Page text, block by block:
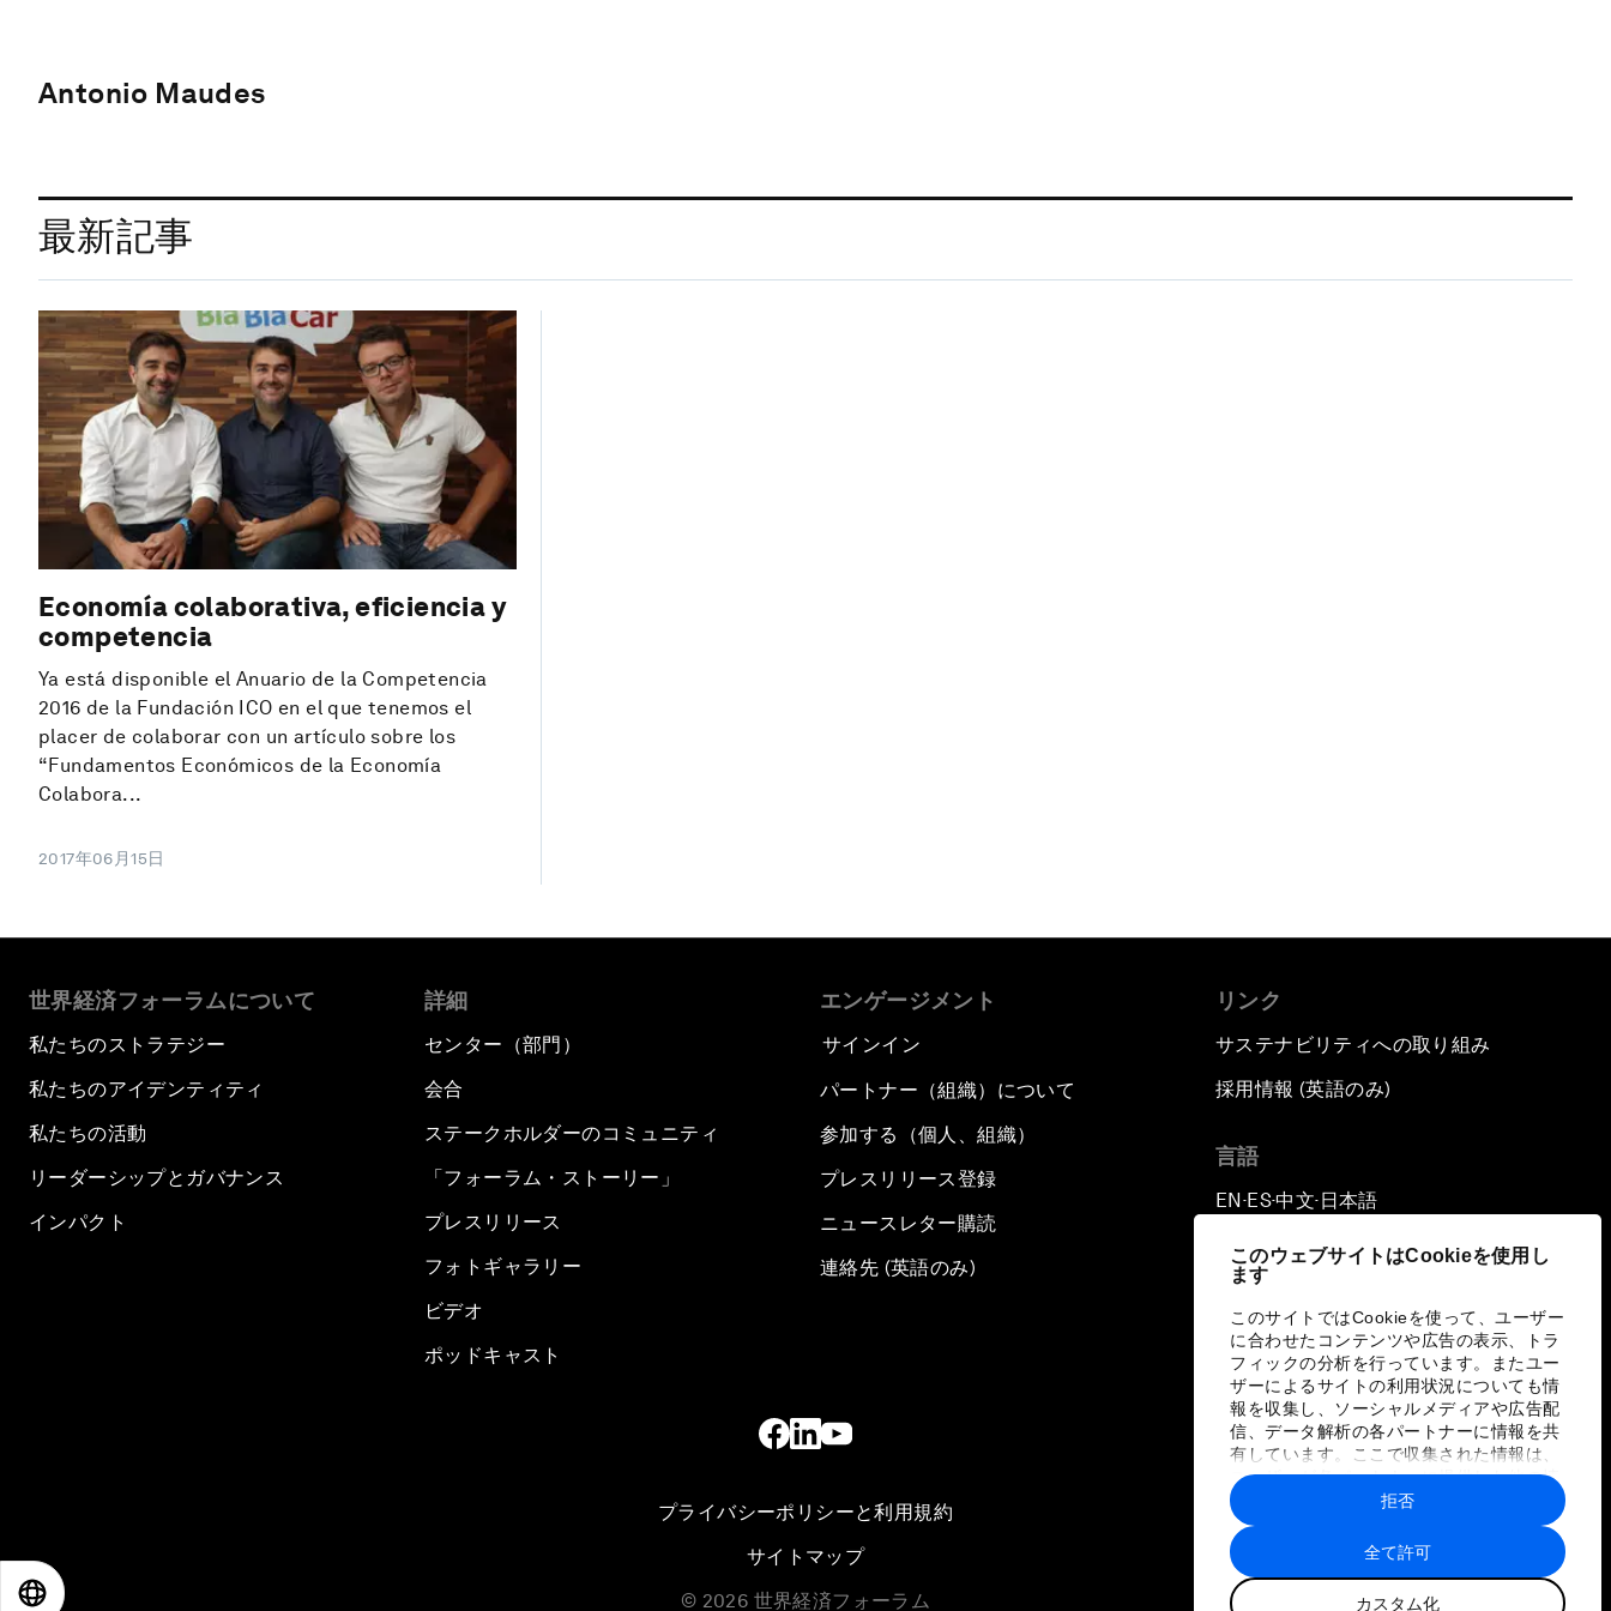
このウェブサイトはCookieを使用し
ます
このサイトではCookieを使って、ユーザー
に合わせたコンテンツや広告の表示、トラ
フィックの分析を行っています。またユー
ザーによるサイトの利用状況についても情
報を収集し、ソーシャルメディアや広告配
信、データ解析の各パートナーに情報を共
有しています。ここで収集された情報は、
ユーザーが各パートナーに提供した他の情
報や各パートナーのサービスを使用した際
に収集された情報と組み合わされ、各パー
トナーによって使用されることがありま
す。
全て許可
カスタム化
拒否
Antonio Maudes
最新記事
Economía colaborativa, eficiencia y
competencia
Ya está disponible el Anuario de la Competencia
2016 de la Fundación ICO en el que tenemos el
placer de colaborar con un artículo sobre los
“Fundamentos Económicos de la Economía
Colabora...
2017年06月15日
世界経済フォーラムについて
私たちのストラテジー
私たちのアイデンティティ
私たちの活動
リーダーシップとガバナンス
インパクト
詳細
センター（部門）
会合
ステークホルダーのコミュニティ
「フォーラム・ストーリー」
プレスリリース
フォトギャラリー
ビデオ
ポッドキャスト
エンゲージメント
サインイン
パートナー（組織）について
参加する（個人、組織）
プレスリリース登録
ニュースレター購読
連絡先 (英語のみ)
リンク
サステナビリティへの取り組み
採用情報 (英語のみ)
言語
EN ▪ES▪中文▪ 日本語
プライバシーポリシーと利用規約
サイトマップ
© 2026 世界経済フォーラム